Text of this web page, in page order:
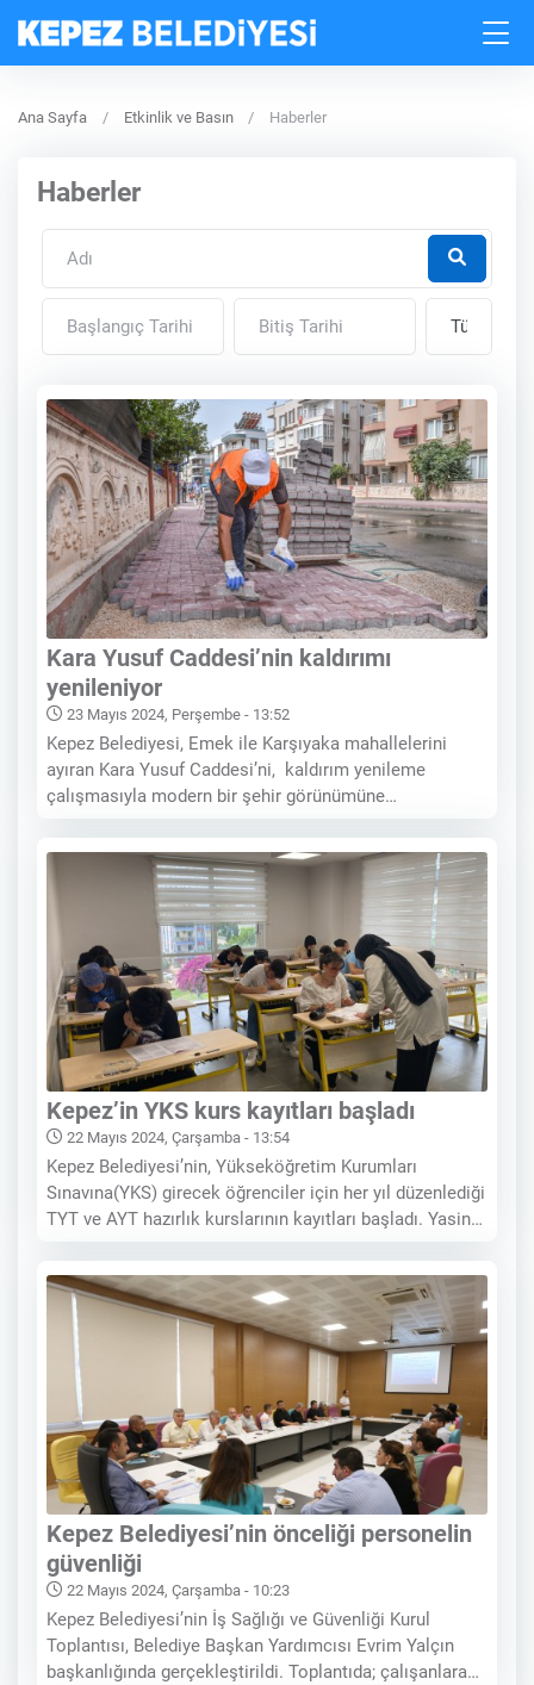
Ana Sayfa Etkinlik ve Basın Haberler
Haberler
Kara Yusuf Caddesi’nin kaldırımı
yenileniyor
23 Mayıs 2024, Perşembe - 13:52
Kepez Belediyesi, Emek ile Karşıyaka mahallelerini
ayıran Kara Yusuf Caddesi’ni, kaldırım yenileme
çalışmasıyla modern bir şehir görünümüne
konforlu ve güvenli bir fiziki zeminde yapılması
amacıyla kaldırım çalışmalarını sürdürüyor. Sıcak
asfaltı ve altyapısı
Kepez’in YKS kurs kayıtları başladı
22 Mayıs 2024, Çarşamba - 13:54
Kepez Belediyesi’nin, Yükseköğretim Kurumları
Sınavına(YKS) girecek öğrenciler için her yıl düzenlediği
TYT ve AYT hazırlık kurslarının kayıtları başladı. Yasin
kurslar, 11. ve 12. sınıf öğrencileri ile mezunlara yönelik
olarak düzenleniyor. Eğitime önemli
Kepez Belediyesi’nin önceliği personelin
güvenliği
22 Mayıs 2024, Çarşamba - 10:23
Kepez Belediyesi’nin İş Sağlığı ve Güvenliği Kurul
Toplantısı, Belediye Başkan Yardımcısı Evrim Yalçın
başkanlığında gerçekleştirildi. Toplantıda; çalışanlara